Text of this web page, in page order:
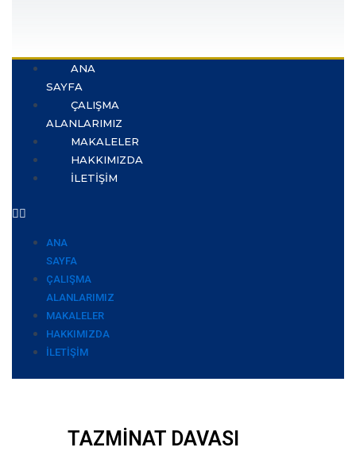
ANA
SAYFA
ÇALIŞMA
ALANLARIMIZ
MAKALELER
HAKKIMIZDA
İLETIŞIM
ANA
SAYFA
ÇALIŞMA
ALANLARIMIZ
MAKALELER
HAKKIMIZDA
İLETIŞIM
TAZMİNAT DAVASI